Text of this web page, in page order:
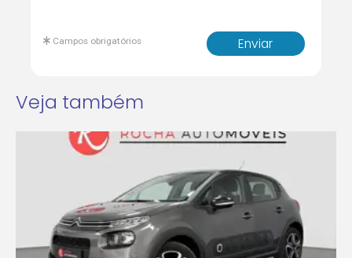
Enviar
Campos obrigatórios
Veja também